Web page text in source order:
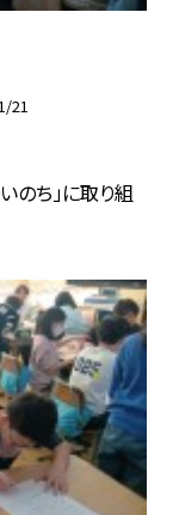
21
のち」に取り組